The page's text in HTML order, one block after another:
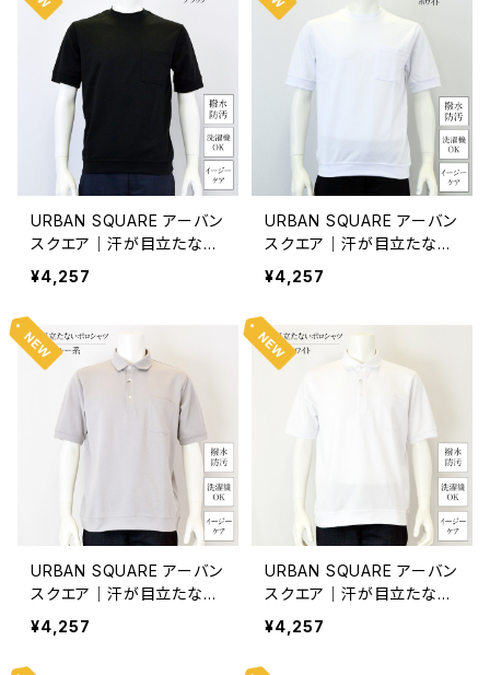
URBAN SQUARE アーバン
スクエア｜汗が目立たない
Tシャツ｜撥水・防汚 洗濯
機OK イージーケア オンオ
ク
¥4,257
URBAN SQUARE アーバン
スクエア｜汗が目立たない
Tシャツ｜撥水・防汚 洗濯
機OK イージーケア オンオ
イト
¥4,257
URBAN SQUARE アーバン
スクエア｜汗が目立たない
ポロシャツ｜撥水・防汚 洗
濯機OK イージーケア オン
¥4,257
URBAN SQUARE アーバン
スクエア｜汗が目立たない
ポロシャツ｜撥水・防汚 洗
濯機OK イージーケア オン
¥4,257